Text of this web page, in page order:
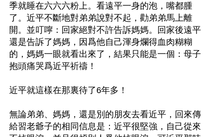
季就睡在六六六粉上。看遠平一身的泡，嘴都腫
了。近平不斷地對弟弟說對不起，勸弟弟馬上離
開。並叮嚀：回家絕對不許告訴媽媽。回家後遠平
還是告訴了媽媽，因爲他自己渾身爛得血肉糊糊
的，媽媽一眼就看出來了，結果只能是一個：母子
抱頭痛哭爲近平祈禱！
近平就這樣在那裏待了6年多！
無論弟弟、媽媽，還是別的朋友去看近平，回來傳
給習老爺子的相同信息是：近平很堅強，自己從來